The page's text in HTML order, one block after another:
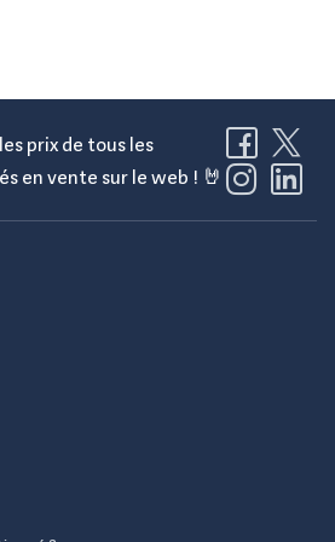
prix de tous les
en vente sur le web ! 🤘